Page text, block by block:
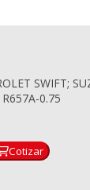
SWIFT;
R657A-0.75
Cotizar